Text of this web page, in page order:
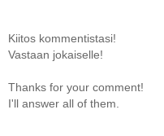
Kiitos kommentistasi!
Vastaan jokaiselle!
Thanks for your comment!
I'll answer all of them.